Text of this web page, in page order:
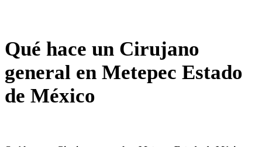
Qué hace un Cirujano
general en Metepec Estado
de México